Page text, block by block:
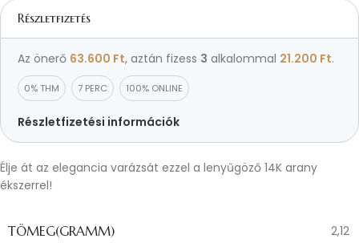
Részletfizetés
Az önerő 63.600 Ft, aztán fizess 3 alkalommal 21.200 Ft.
0% THM 7 PERC 100% ONLINE
Részletfizetési információk
Élje át az elegancia varázsát ezzel a lenyűgöző 14K arany
ékszerrel!
TÖMEG(GRAMM) 2,12